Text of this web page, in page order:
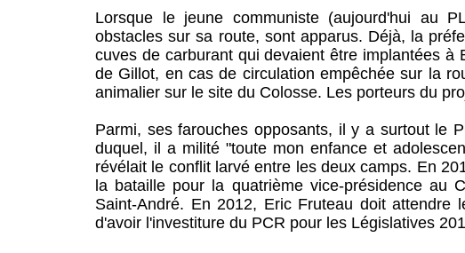
Lorsque le jeune communiste (aujourd'hui au
obstacles sur sa route, sont apparus. Déjà, la
cuves de carburant qui devaient être implantées
de Gillot, en cas de circulation empêchée sur la
animalier sur le site du Colosse. Les porteurs du
Parmi, ses farouches opposants, il y a surtout le
duquel, il a milité "toute mon enfance et
révélait le conflit larvé entre les deux camps. En
la bataille pour la quatrième vice-présidence au
Saint-André. En 2012, Eric Fruteau doit attendre
d'avoir l'investiture du PCR pour les Législatives